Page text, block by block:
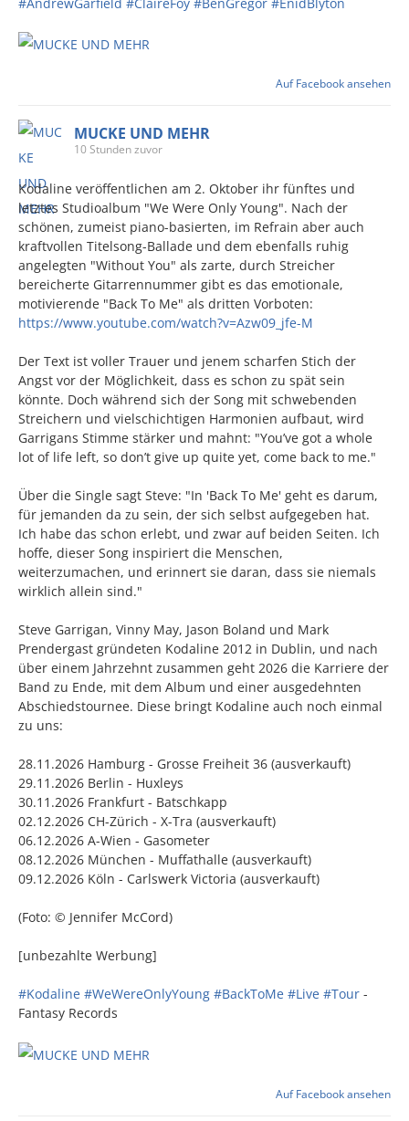
Auf Facebook ansehen
MUCKE UND MEHR
10 Stunden zuvor
Kodaline veröffentlichen am 2. Oktober ihr fünftes und
letztes Studioalbum "We Were Only Young". Nach der
schönen, zumeist piano-basierten, im Refrain aber auch
kraftvollen Titelsong-Ballade und dem ebenfalls ruhig
angelegten "Without You" als zarte, durch Streicher
bereicherte Gitarrennummer gibt es das emotionale,
motivierende "Back To Me" als dritten Vorboten:
https://www.youtube.com/watch?v=Azw09_jfe-M
Der Text ist voller Trauer und jenem scharfen Stich der
Angst vor der Möglichkeit, dass es schon zu spät sein
könnte. Doch während sich der Song mit schwebenden
Streichern und vielschichtigen Harmonien aufbaut, wird
Garrigans Stimme stärker und mahnt: "You’ve got a whole
lot of life left, so don’t give up quite yet, come back to me."
Über die Single sagt Steve: "In 'Back To Me' geht es darum,
für jemanden da zu sein, der sich selbst aufgegeben hat.
Ich habe das schon erlebt, und zwar auf beiden Seiten. Ich
hoffe, dieser Song inspiriert die Menschen,
weiterzumachen, und erinnert sie daran, dass sie niemals
wirklich allein sind."
Steve Garrigan, Vinny May, Jason Boland und Mark
Prendergast gründeten Kodaline 2012 in Dublin, und nach
über einem Jahrzehnt zusammen geht 2026 die Karriere der
Band zu Ende, mit dem Album und einer ausgedehnten
Abschiedstournee. Diese bringt Kodaline auch noch einmal
zu uns:
28.11.2026 Hamburg - Grosse Freiheit 36 (ausverkauft)
29.11.2026 Berlin - Huxleys
30.11.2026 Frankfurt - Batschkapp
02.12.2026 CH-Zürich - X-Tra (ausverkauft)
06.12.2026 A-Wien - Gasometer
08.12.2026 München - Muffathalle (ausverkauft)
09.12.2026 Köln - Carlswerk Victoria (ausverkauft)
(Foto: © Jennifer McCord)
[unbezahlte Werbung]
#Kodaline #WeWereOnlyYoung #BackToMe #Live #Tour -
Fantasy Records
Auf Facebook ansehen